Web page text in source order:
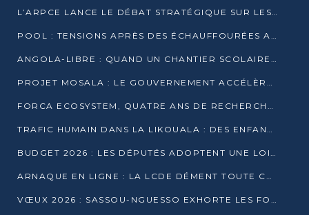
L’ARPCE LANCE LE DÉBAT STRATÉGIQUE SUR LES DONNÉES, L’IA ET LA FINANCE NUMÉRIQUE AU CONGO
POOL : TENSIONS APRÈS DES ÉCHAUFFOURÉES ARMÉES ENTRE DGSP ET EX-MILICIENS NINJA
ANGOLA-LIBRE : QUAND UN CHANTIER SCOLAIRE DEVIENT LE MIROIR D’UN CONGO EN MOUVEMENT
PROJET MOSALA : LE GOUVERNEMENT ACCÉLÈRE L’INSERTION DES JEUNES EN 2026
FORCA ECOSYSTEM, QUATRE ANS DE RECHERCHE DE TERRAIN AVANT UN LANCEMENT OFFICIEL EN 2026
TRAFIC HUMAIN DANS LA LIKOUALA : DES ENFANTS AUTOCHTONES RÉDUITS AU TRAVAIL FORCÉ
BUDGET 2026 : LES DÉPUTÉS ADOPTENT UNE LOI DES FINANCES DE PLUS DE 2500 MILLIARDS FCFA
ARNAQUE EN LIGNE : LA LCDE DÉMENT TOUTE CAMPAGNE DE RECRUTEMENT
VŒUX 2026 : SASSOU-NGUESSO EXHORTE LES FORCES VIVES À RENFORCER L’UNITÉ